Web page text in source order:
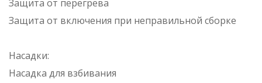
Защита от перегрева
Защита от включения при неправильной сборке
Насадки:
Насадка для взбивания